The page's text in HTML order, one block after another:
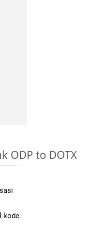
ODP to DOTX
kode